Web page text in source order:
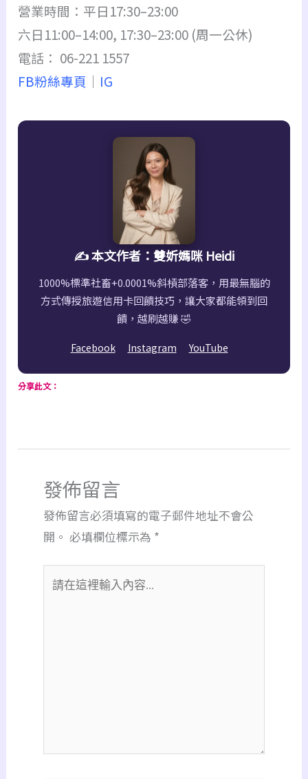
營業時間：平日17:30–23:00
六日11:00–14:00, 17:30–23:00 (周一公休)
電話： 06-221 1557
FB粉絲專頁 ｜ IG
✍️ 本文作者：雙妡媽咪 Heidi
1000%標準社畜+0.0001%斜槓部落客，用最無腦的
方式傳授旅遊信用卡回饋技巧，讓大家都能領到回
饋，越刷越賺 🤣
Facebook Instagram YouTube
分享此文：
發佈留言
發佈留言必須填寫的電子郵件地址不會公
開。 必填欄位標示為 *
在